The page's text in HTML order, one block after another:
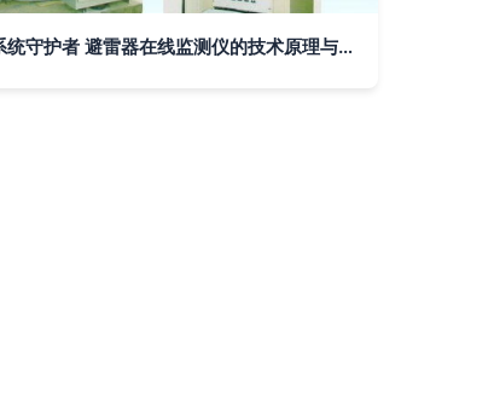
电力系统守护者 避雷器在线监测仪的技术原理与应用价值